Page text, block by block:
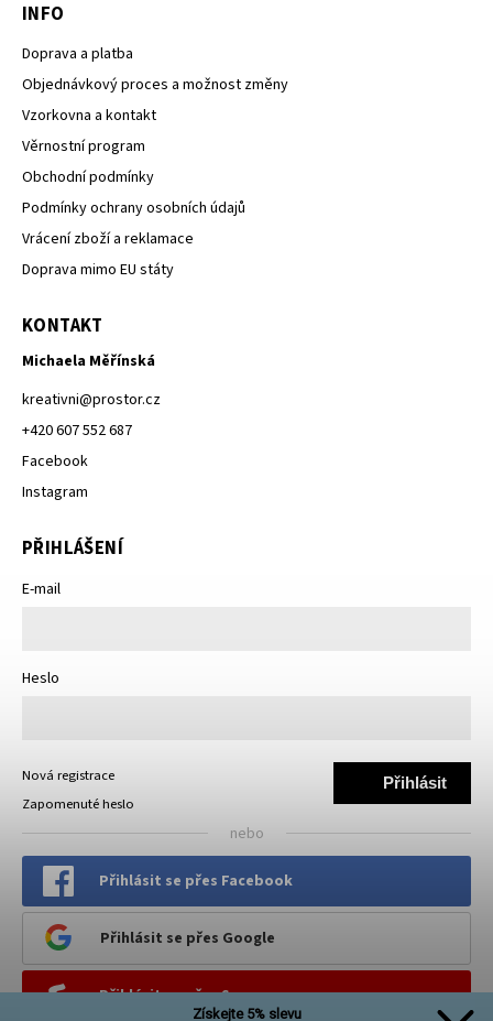
INFO
Doprava a platba
Objednávkový proces a možnost změny
Vzorkovna a kontakt
Věrnostní program
Obchodní podmínky
Podmínky ochrany osobních údajů
Vrácení zboží a reklamace
Doprava mimo EU státy
KONTAKT
Michaela Měřínská
kreativni@prostor.cz
+420 607 552 687
Facebook
Instagram
PŘIHLÁŠENÍ
E-mail
Heslo
Přihlásit
Nová registrace
Zapomenuté heslo
nebo
Přihlásit se přes Facebook
Přihlásit se přes Google
Přihlásit se přes Seznam
Získejte 5% slevu